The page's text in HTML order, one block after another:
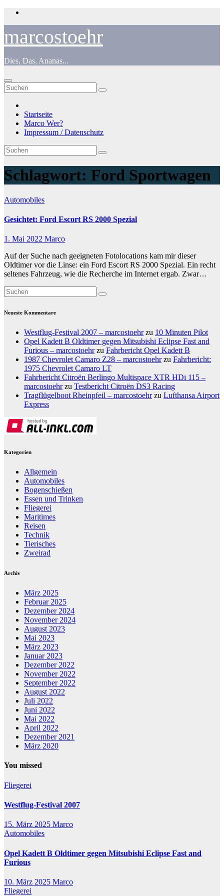
Zum
marcostoehr
Dies, Das, Ananas...
Startseite
Marco Wer?
Impressum / Datenschutz
Schlagwort: Ford Sportwagen
Automobiles
Gesichtet: Ford Escort RS 2000 Spezial
1. Mai 2022 Marco
Auf der Suche nach geeigneten Fotolocations kam mir dieser
Oldtimer vor die Linse: ein Ford Escort RS 2000 Spezial. Ein recht
seltenes Fahrzeug, wie die Recherche im Internet ergab. Zwar…
Neueste Kommentare
Westflug-Festival 2007 – marcostoehrzu 10 Minuten Pilot
Opel Kadett B Oldtimer gegen Mitsubishi Eclipse Fast and
Furious – marcostoehrzu Fahrbericht Opel Kadett B
1987 Chevrolet Camaro Z28 – marcostoehrzu Fahrbericht:
1975 Chevrolet Camaro LT
Fahrbericht Citroën Berlingo Multispace XTR HDi 115 –
marcostoehrzu Testbericht Citroën DS3 Racing
Tragflügelboot Rheinpfeil – marcostoehrzu Lufthansa Airport
Express
Kategorien
Allgemein
Automobiles
Bogenschießen
Essen und Trinken
Fliegerei
Maritimes
Reisen
Technik
Tierisches
Zweirad
Archiv
März 2025
Februar 2025
Dezember 2024
November 2024
August 2023
Mai 2023
März 2023
Januar 2023
Dezember 2022
November 2022
September 2022
August 2022
Juli 2022
Juni 2022
Mai 2022
April 2022
Dezember 2021
März 2020
You missed
Fliegerei
Westflug-Festival 2007
15. März 2025 Marco
Automobiles
Opel Kadett B Oldtimer gegen Mitsubishi Eclipse Fast and
Furious
10. März 2025 Marco
Fliegerei